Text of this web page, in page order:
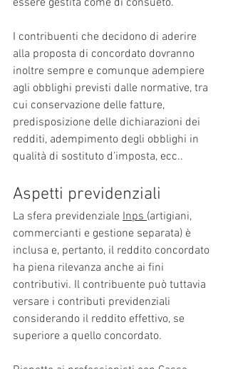
essere gestita come di consueto.
I contribuenti che decidono di aderire
alla proposta di concordato dovranno
inoltre sempre e comunque adempiere
agli obblighi previsti dalle normative, tra
cui conservazione delle fatture,
predisposizione delle dichiarazioni dei
redditi, adempimento degli obblighi in
qualità di sostituto d’imposta, ecc..
Aspetti previdenziali
La sfera previdenziale Inps (artigiani,
commercianti e gestione separata) è
inclusa e, pertanto, il reddito concordato
ha piena rilevanza anche ai fini
contributivi. Il contribuente può tuttavia
versare i contributi previdenziali
considerando il reddito effettivo, se
superiore a quello concordato.